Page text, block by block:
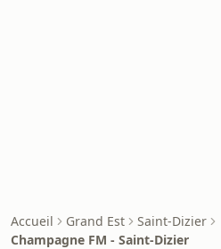
Accueil Grand Est
Saint-Dizier
Champagne FM - Saint-Dizier